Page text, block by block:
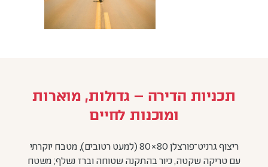
תכניות הדירה – גדולות, מוארות
ומוכנות לחיים
ריצוף גרניט־פורצלן 80×80 (למעט רטובים), מטבח יוקרתי
עם טריקה שקטה, כיור בהתקנה שטוחה וברז נשלף; משטח